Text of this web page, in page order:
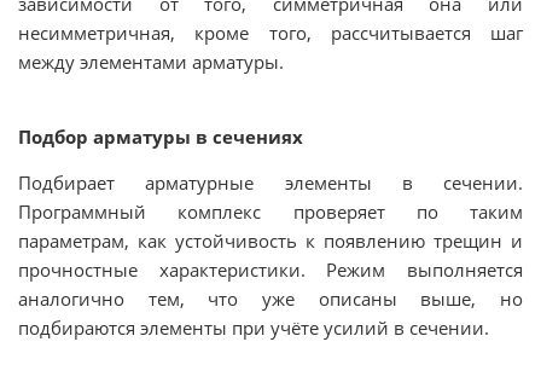
несимметричная, кроме того, рассчитывается шаг
между элементами арматуры.
Подбор арматуры в сечениях
Подбирает арматурные элементы в сечении.
Программный комплекс проверяет по таким
параметрам, как устойчивость к появлению трещин и
прочностные характеристики. Режим выполняется
аналогично тем, что уже описаны выше, но
подбираются элементы при учёте усилий в сечении.